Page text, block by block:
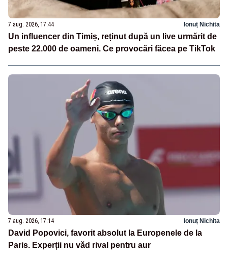
7 aug. 2026, 17:44 Ionuț Nichita
Un influencer din Timiș, reținut după un live urmărit de
peste 22.000 de oameni. Ce provocări făcea pe TikTok
7 aug. 2026, 17:14 Ionuț Nichita
David Popovici, favorit absolut la Europenele de la
Paris. Experții nu văd rival pentru aur